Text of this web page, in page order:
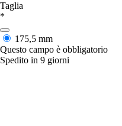
Taglia
*
175,5 mm
Questo campo è obbligatorio
Spedito in 9 giorni